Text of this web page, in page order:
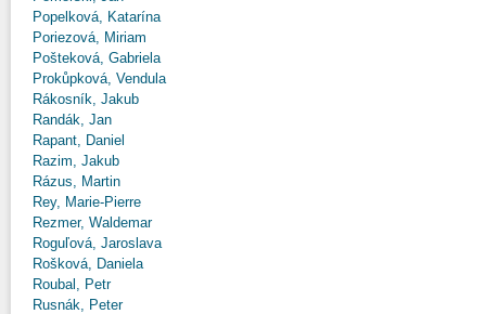
Popelková, Katarína
Poriezová, Miriam
Pošteková, Gabriela
Prokůpková, Vendula
Rákosník, Jakub
Randák, Jan
Rapant, Daniel
Razim, Jakub
Rázus, Martin
Rey, Marie-Pierre
Rezmer, Waldemar
Roguľová, Jaroslava
Rošková, Daniela
Roubal, Petr
Rusnák, Peter